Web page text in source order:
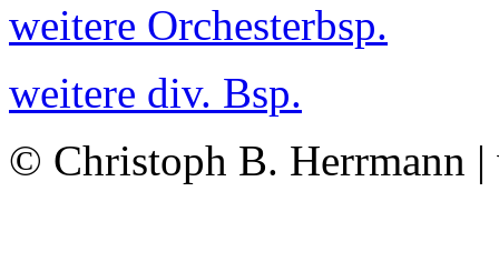
weitere Orchesterbsp.
weitere div. Bsp.
© Christoph B. Herrmann